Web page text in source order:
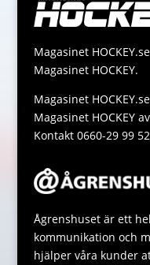
r
i
k
s
p
s
g
Magasinet
Magasinet HOCKEY.
Magasinet
Magasinet HOCKEY
Kontakt 0660-29 99
Ågrenshuset är ett
kommunikation och
hjälper våra kunder